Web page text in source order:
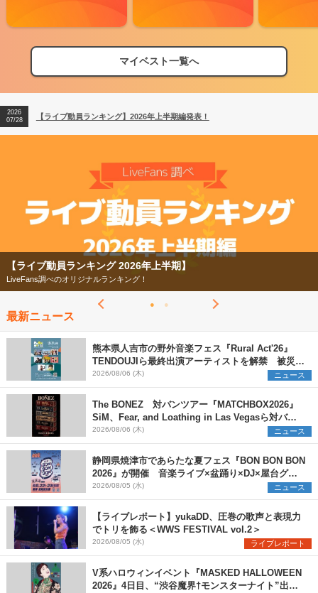
アーの真骨頂か、最後を飾るのは「一喜一憂」。この曲の余韻がなか
なかに引きずる。それを振り切るかのように、ライブ後の会場BGM
部といっても過言ではないだろう。 あっという間にこのツアーも折
り返し。キュウソネコカミのライブは、完成や達成に囚われることの
ない、言わば永遠の進化系にも思える。だからこそ見逃せない今を共
に歩み、成長し、来たる極楽鼠浄土を万全の気持ちでめざしたくなる
のかもしれない。その極楽でさえ、進化のひとつに過ぎないんだろう
けど。
マイベスト一覧へ
【ライブ動員ランキング】2026年上半期編発表！
【フェス特集2026】フェス情報はここから！
2026
07/28
【ライブ動員ランキング】2026年上半期編発表！
【ライブ動員ランキング 2026年上半期】
LiveFans調べのオリジナルランキング！
最新ニュース
熊本県人吉市の野外音楽フェス『Rural Act'26』
TENDOUJIら最終出演アーティストを解禁 被災地
支援プロジェクトの始動も発表
2026/08/06 (木) ニュース
The BONEZ 対バンツアー『MATCHBOX2026』
SiM、Fear, and Loathing in Las Vegasら対バン
アーティストを一斉解禁
2026/08/06 (木) ニュース
静岡県焼津市であらたな夏フェス『BON BON BON
2026』が開催 音楽ライブ×盆踊り×DJ×屋台グル
メ×ランタンナイトで彩る2日間
2026/08/05 (水) ニュース
【ライブレポート】yukaDD、圧巻の歌声と表現力
でトリを飾る＜WWS FESTIVAL vol.2＞
2026/08/05 (水) ライブレポート
V系ハロウィンイベント『MASKED HALLOWEEN
2026』4日目、“渋谷魔界†モンスターナイト”出演6